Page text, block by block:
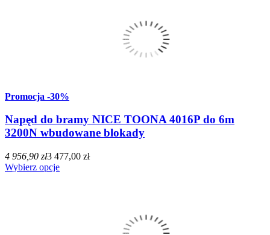
Promocja -30%
Napęd do bramy NICE TOONA 4016P do 6m
3200N wbudowane blokady
4 956,90 zł3 477,00 zł
Wybierz opcje